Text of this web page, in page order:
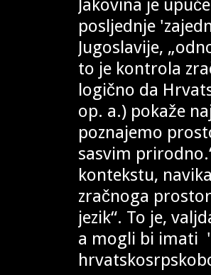
Jakovina je
posljednje
Jugoslavije,
to je kontrola
logično da
op. a.) pokaže
poznajemo
sasvim
kontekstu,
zračnoga
jezik“. To je,
a mogli bi imati